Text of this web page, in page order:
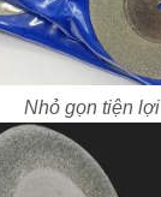
Nhỏ gọn tiện lợi